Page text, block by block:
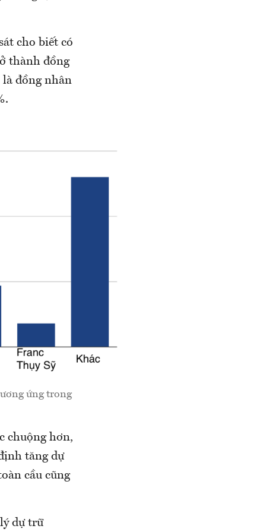
cho biết có
thành đồng
là đồng nhân
ứng trong
chuộng hơn,
tăng dự
cầu cũng
dự trữ